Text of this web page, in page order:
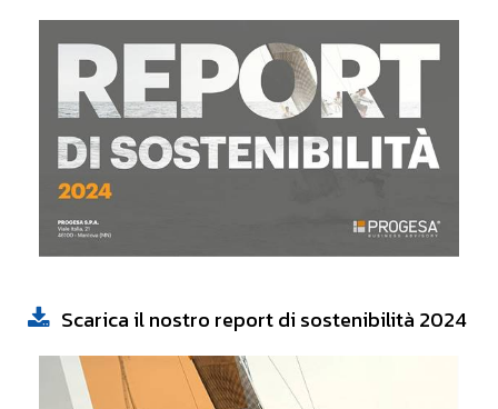
Scarica il nostro report di sostenibilità 2024